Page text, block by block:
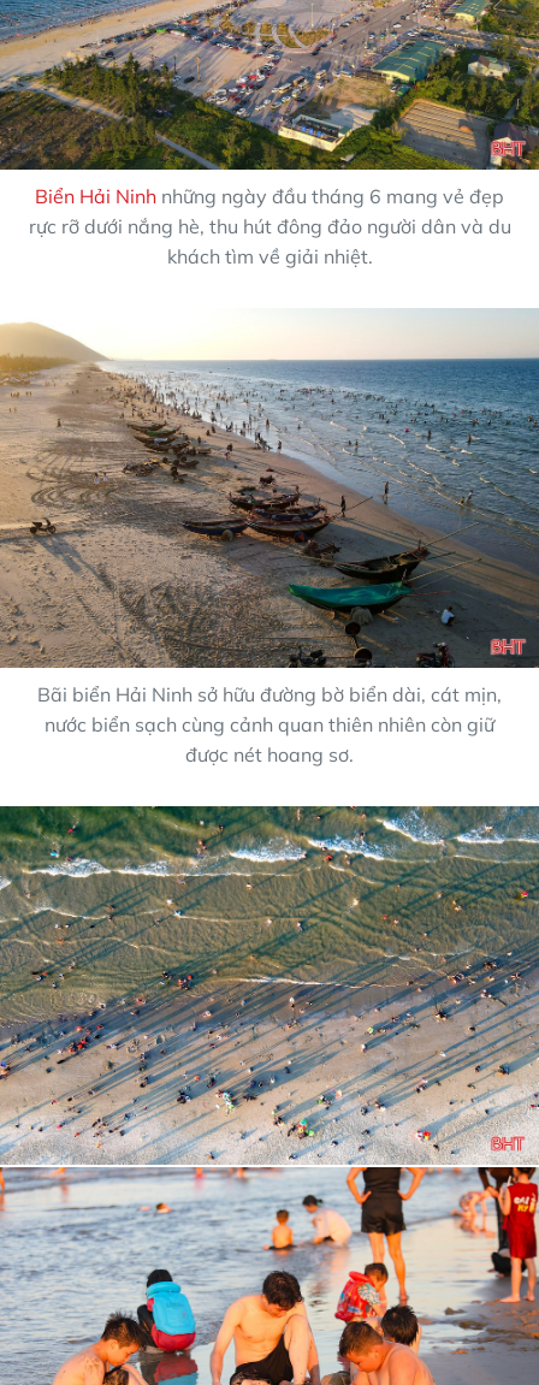
Biển Hải Ninh những ngày đầu tháng 6 mang vẻ đẹp
rực rỡ dưới nắng hè, thu hút đông đảo người dân và du
khách tìm về giải nhiệt.
Bãi biển Hải Ninh sở hữu đường bờ biển dài, cát mịn,
nước biển sạch cùng cảnh quan thiên nhiên còn giữ
được nét hoang sơ.